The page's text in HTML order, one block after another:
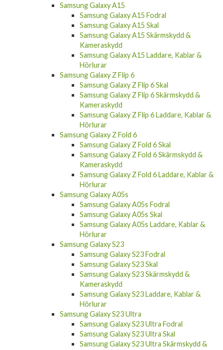
Samsung Galaxy A15
Samsung Galaxy A15 Fodral
Samsung Galaxy A15 Skal
Samsung Galaxy A15 Skärmskydd &
Kameraskydd
Samsung Galaxy A15 Laddare, Kablar &
Hörlurar
Samsung Galaxy Z Flip 6
Samsung Galaxy Z Flip 6 Skal
Samsung Galaxy Z Flip 6 Skärmskydd &
Kameraskydd
Samsung Galaxy Z Flip 6 Laddare, Kablar &
Hörlurar
Samsung Galaxy Z Fold 6
Samsung Galaxy Z Fold 6 Skal
Samsung Galaxy Z Fold 6 Skärmskydd &
Kameraskydd
Samsung Galaxy Z Fold 6 Laddare, Kablar &
Hörlurar
Samsung Galaxy A05s
Samsung Galaxy A05s Fodral
Samsung Galaxy A05s Skal
Samsung Galaxy A05s Laddare, Kablar &
Hörlurar
Samsung Galaxy S23
Samsung Galaxy S23 Fodral
Samsung Galaxy S23 Skal
Samsung Galaxy S23 Skärmskydd &
Kameraskydd
Samsung Galaxy S23 Laddare, Kablar &
Hörlurar
Samsung Galaxy S23 Ultra
Samsung Galaxy S23 Ultra Fodral
Samsung Galaxy S23 Ultra Skal
Samsung Galaxy S23 Ultra Skärmskydd &